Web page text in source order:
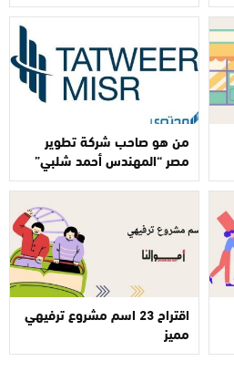
من هو صاحب شركة تطوير
مصر “المهندس أحمد شلبي”
اقتراح 23 اسم مشروع ترفيهي
مميز